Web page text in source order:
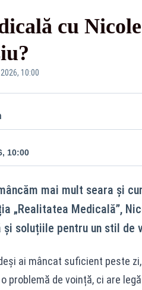
cu
10:00
10:00
mai mult seara și
„Realitatea Medicală”,
și soluțiile pentru un stil de
ai mâncat suficient peste
problemă de voință, ci are